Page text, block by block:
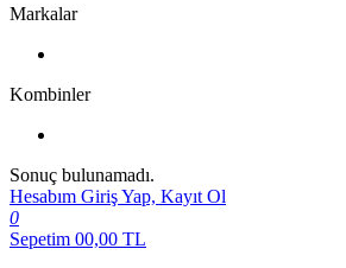
Markalar
Kombinler
Sonuç bulunamadı.
Hesabım Giriş Yap, Kayıt Ol
0
Sepetim 00,00 TL